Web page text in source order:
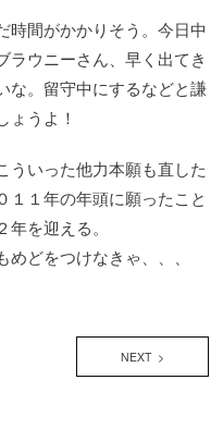
時間がかかりそう。今日中
ラウニーさん、早く出てき
な。留守中にするなどと謙
ょうよ！
ういった他力本願も直した
１１年の年頭に願ったこと
を迎える。
どをつけなきゃ、、、
NEXT >